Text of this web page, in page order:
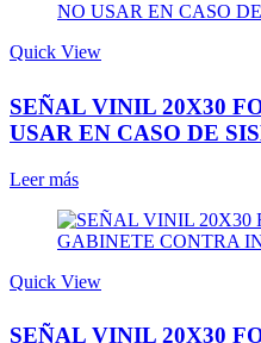
Quick View
SEÑAL VINIL 20X30
USAR EN CASO DE
Leer más
Quick View
SEÑAL VINIL 20X30